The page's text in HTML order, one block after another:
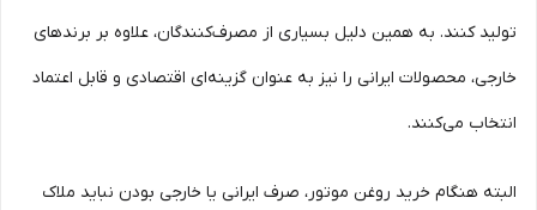
تولید کنند. به همین دلیل بسیاری از مصرف‌کنندگان، علاوه بر برندهای
خارجی، محصولات ایرانی را نیز به عنوان گزینه‌ای اقتصادی و قابل اعتماد
انتخاب می‌کنند.
البته هنگام خرید روغن موتور، صرف ایرانی یا خارجی بودن نباید ملاک